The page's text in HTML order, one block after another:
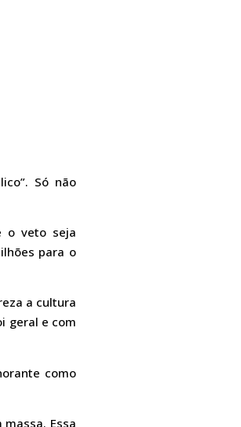
Só não
o veto seja
para o
a cultura
geral e com
como
Essa